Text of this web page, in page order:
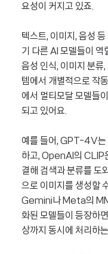
요성이 커지고 있죠.
텍스트, 이미지, 음성
기 다른 AI 모델들이 역
음성 인식, 이미지 분류
템에서 개별적으로 작
에서 멀티모달 모델들
되고 있어요.
예를 들어, GPT-4V는
하고, OpenAI의 CLIP
결해 검색과 분류를 도
으로 이미지를 생성할
Gemini나 Meta의
화된 모델들이 등장하
상까지 동시에 처리하